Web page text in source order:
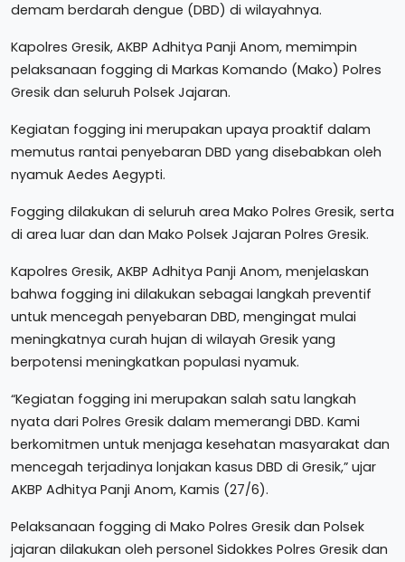
demam berdarah dengue (DBD) di wilayahnya.
Kapolres Gresik, AKBP Adhitya Panji Anom, memimpin
pelaksanaan fogging di Markas Komando (Mako) Polres
Gresik dan seluruh Polsek Jajaran.
Kegiatan fogging ini merupakan upaya proaktif dalam
memutus rantai penyebaran DBD yang disebabkan oleh
nyamuk Aedes Aegypti.
Fogging dilakukan di seluruh area Mako Polres Gresik, serta
di area luar dan dan Mako Polsek Jajaran Polres Gresik.
Kapolres Gresik, AKBP Adhitya Panji Anom, menjelaskan
bahwa fogging ini dilakukan sebagai langkah preventif
untuk mencegah penyebaran DBD, mengingat mulai
meningkatnya curah hujan di wilayah Gresik yang
berpotensi meningkatkan populasi nyamuk.
“Kegiatan fogging ini merupakan salah satu langkah
nyata dari Polres Gresik dalam memerangi DBD. Kami
berkomitmen untuk menjaga kesehatan masyarakat dan
mencegah terjadinya lonjakan kasus DBD di Gresik,” ujar
AKBP Adhitya Panji Anom, Kamis (27/6).
Pelaksanaan fogging di Mako Polres Gresik dan Polsek
jajaran dilakukan oleh personel Sidokkes Polres Gresik dan